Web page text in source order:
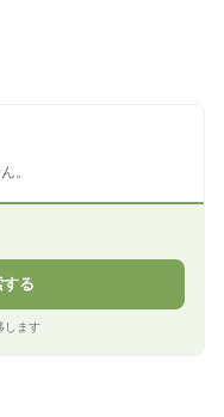
。
る
します